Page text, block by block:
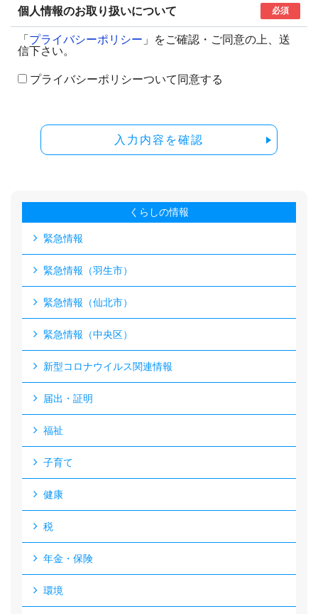
個人情報のお取り扱いについて 必須
「 プライバシーポリシー 」をご確認・ご同意の上、送
信下さい。
プライバシーポリシーついて同意する
入力内容を確認
くらしの情報
緊急情報
緊急情報（羽生市）
緊急情報（仙北市）
緊急情報（中央区）
新型コロナウイルス関連情報
届出・証明
福祉
子育て
健康
税
年金・保険
環境